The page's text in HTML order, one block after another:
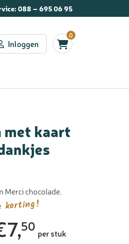
088 – 695 06 95
Inloggen
0
met kaart
Merci chocolade.
korting!
7,50 per stuk